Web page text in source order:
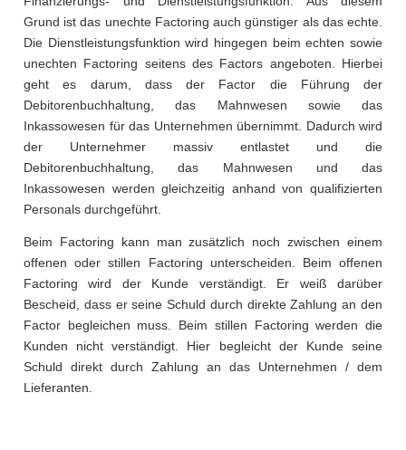
Grund ist das unechte Factoring auch günstiger als das echte.
Die Dienstleistungsfunktion wird hingegen beim echten sowie
unechten Factoring seitens des Factors angeboten. Hierbei
geht es darum, dass der Factor die Führung der
Debitorenbuchhaltung, das Mahnwesen sowie das
Inkassowesen für das Unternehmen übernimmt. Dadurch wird
der Unternehmer massiv entlastet und die
Debitorenbuchhaltung, das Mahnwesen und das
Inkassowesen werden gleichzeitig anhand von qualifizierten
Personals durchgeführt.
Beim Factoring kann man zusätzlich noch zwischen einem
offenen oder stillen Factoring unterscheiden. Beim offenen
Factoring wird der Kunde verständigt. Er weiß darüber
Bescheid, dass er seine Schuld durch direkte Zahlung an den
Factor begleichen muss. Beim stillen Factoring werden die
Kunden nicht verständigt. Hier begleicht der Kunde seine
Schuld direkt durch Zahlung an das Unternehmen / dem
Lieferanten.